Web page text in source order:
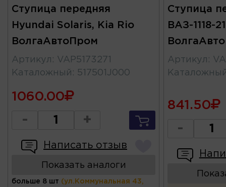
Ступица передняя
Hyundai Solaris, Kia Rio
ВолгаАвтоПром
Артикул : VAP5173271
Каталожный : 517501J000
1060.00
- +
Написать отзыв
Показать аналоги
больше 8 шт (ул.Коммунальная 43,
Ступица
ВАЗ-1118-
Артикул :
841.50
-